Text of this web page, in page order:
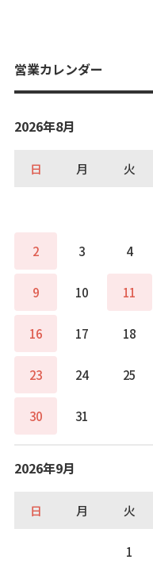
営業カレンダー
2026年8月
日 月 火
2 3 4
9 10 11
16 17 18
23 24 25
30 31
2026年9月
日 月 火
1